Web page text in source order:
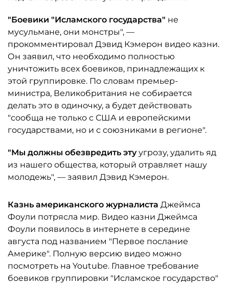
"Боевики "Исламского государства" не
мусульмане, они монстры", —
прокомментировал Дэвид Кэмерон видео казни.
Он заявил, что необходимо полностью
уничтожить всех боевиков, принадлежащих к
этой группировке. По словам премьер-
министра, Великобритания не собирается
делать это в одиночку, а будет действовать
"сообща не только с США и европейскими
государствами, но и с союзниками в регионе".
"Мы должны обезвредить этуугрозу, удалить яд
из нашего общества, который отравляет нашу
молодежь", — заявил Дэвид Кэмерон.
Казнь американского журналиста Джеймса
Фоули потрясла мир. Видео казни Джеймса
Фоули появилось в интернете в середине
августа под названием "Первое послание
Америке". Полную версию видео можно
посмотреть на Youtube. Главное требование
боевиков группировки "Исламское государство"